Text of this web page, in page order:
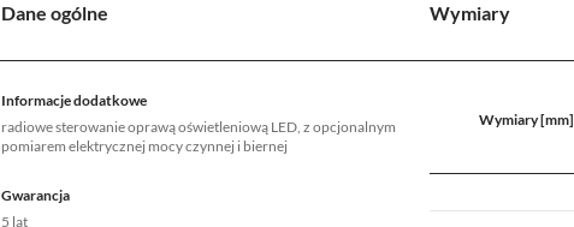
Dane ogólne
Informacje dodatkowe
radiowe sterowanie oprawą oświetleniową LED, z opcjonalnym
pomiarem elektrycznej mocy czynnej i biernej
Gwarancja
5 lat
Wymiary
Wymiary [mm]